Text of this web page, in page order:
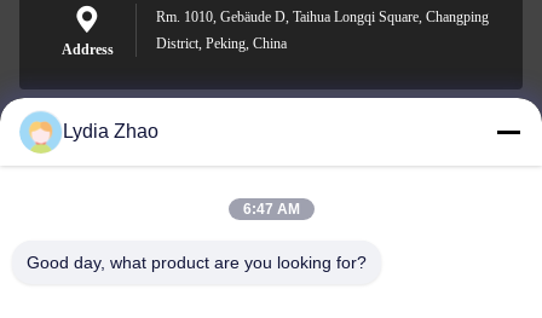
Address
Rm. 1010, Gebäude D, Taihua Longqi Square, Changping
District, Peking, China
jesingd@vip.sina.com
Lydia Zhao
6:47 AM
Good day, what product are you looking for?